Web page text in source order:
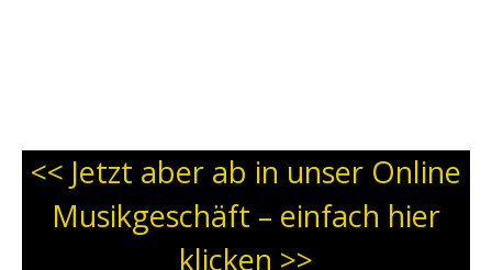
<< Jetzt aber ab in unser Online
Musikgeschäft – einfach hier
klicken >>